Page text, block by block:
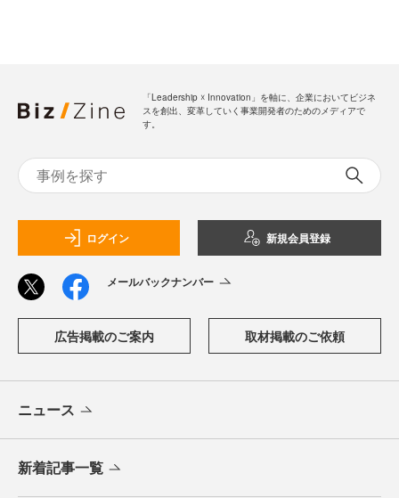
「Leadership ☓ Innovation」を軸に、企業においてビジネ
スを創出、変革していく事業開発者のためのメディアで
す。
ログイン 新規会員登録
メールバックナンバー
広告掲載のご案内 取材掲載のご依頼
ニュース
新着記事一覧